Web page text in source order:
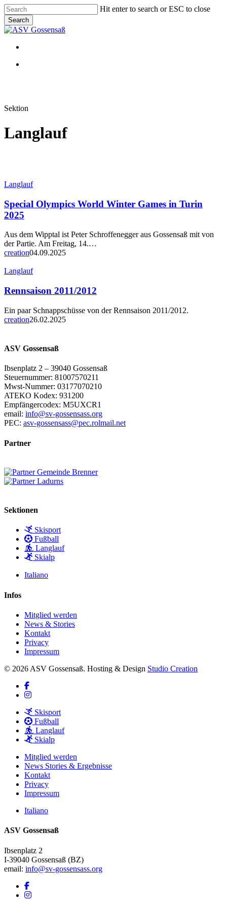
Skip
to
main
content
Hit enter to search or ESC to close
Search
Close
Menu
Sektion
Langlauf
Special
World
Winter
Games
Turin
2025
Langlauf
Special Olympics World Winter Games in Turin
2025
Aus dem Wipptal ist Peter Schroffenegger aus Gossensaß mit von
der Partie. Am Freitag, 14.…
creation04.09.2025
Rennsaison
Langlauf
Rennsaison 2011/2012
Ein paar Schnappschüsse von der Rennsaison 2011/2012.
creation26.02.2025
ASV Gossensaß
Ibsenplatz 2 – 39040 Gossensaß
Steuernummer: 81007570211
Mwst-Nummer: 03177070210
ATEKO Kodex: 931200
Empfängercodex: M5UXCR1
email: info@sv-gossensass.org
PEC: asv-gossensass@pec.rolmail.net
Partner
Sektionen
Skisport
Fußball
Langlauf
Skialp
Italiano
Infos
Mitglied werden
News & Stories
Kontakt
Privacy
Impressum
© 2026 ASV Gossensaß. Hosting & Design Studio Creation
facebook
instagram
Close
Menu
Skisport
Fußball
Langlauf
Skialp
Mitglied werden
News Stories & Ergebnisse
Kontakt
Privacy
Impressum
Italiano
ASV Gossensaß
Ibsenplatz 2
I-39040 Gossensaß (BZ)
email: info@sv-gossensass.org
facebook
instagram